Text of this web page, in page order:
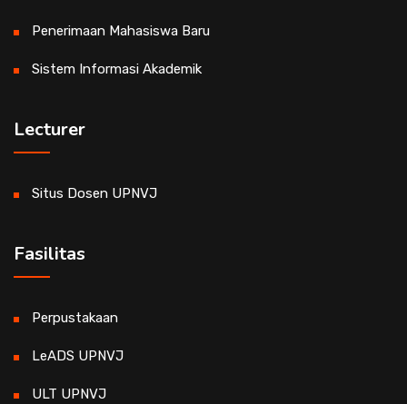
Penerimaan Mahasiswa Baru
Sistem Informasi Akademik
Lecturer
Situs Dosen UPNVJ
Fasilitas
Perpustakaan
LeADS UPNVJ
ULT UPNVJ